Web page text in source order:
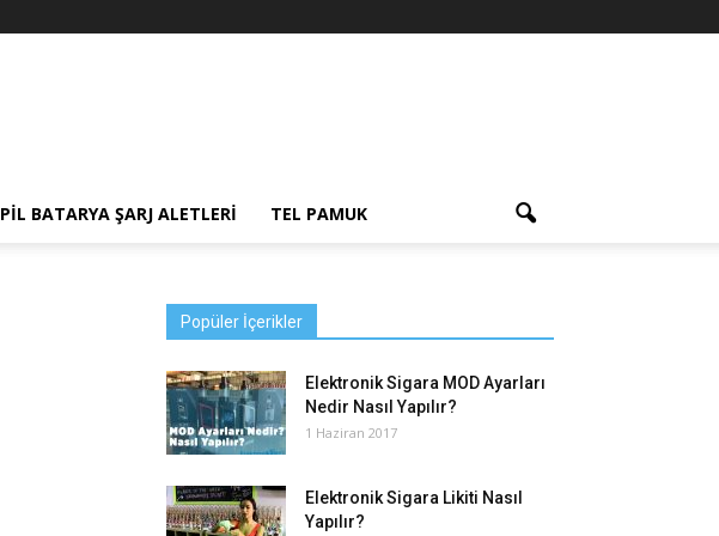
PIL BATARYA ŞARJ ALETLERI TEL PAMUK
Popüler İçerikler
Elektronik Sigara MOD Ayarları
Nedir Nasıl Yapılır?
1 Haziran 2017
Elektronik Sigara Likiti Nasıl
Yapılır?